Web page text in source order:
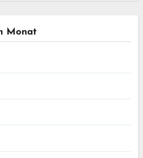
Monat